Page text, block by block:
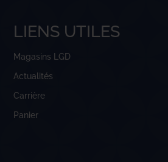
LIENS UTILES
Magasins LGD
Actualités
Carrière
Panier